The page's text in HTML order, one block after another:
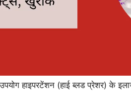
हाइपरटेंशन (हाई ब्लड प्रेशर) के